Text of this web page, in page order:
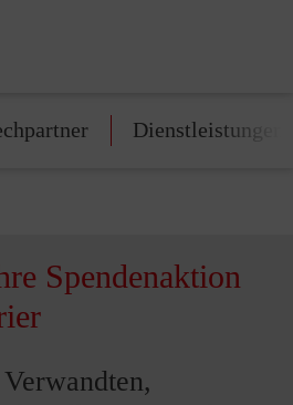
Dienstleistungen
Spendenaktion